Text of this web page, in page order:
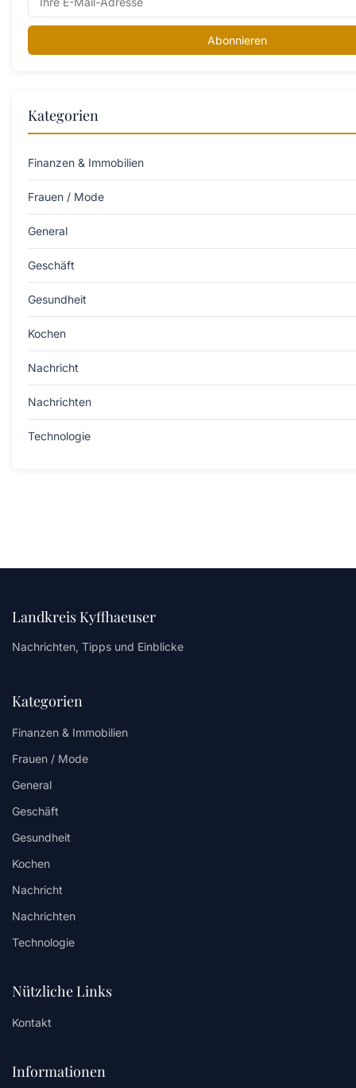
Abonnieren
Kategorien
Finanzen & Immobilien
Frauen / Mode
General
Geschäft
Gesundheit
Kochen
Nachricht
Nachrichten
Technologie
Landkreis Kyffhaeuser
Nachrichten, Tipps und Einblicke
Kategorien
Finanzen & Immobilien
Frauen / Mode
General
Geschäft
Gesundheit
Kochen
Nachricht
Nachrichten
Technologie
Nützliche Links
Kontakt
Informationen